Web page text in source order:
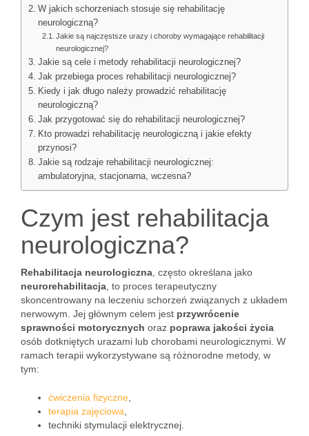
W jakich schorzeniach stosuje się rehabilitację
neurologiczną?
Jakie są najczęstsze urazy i choroby wymagające rehabilitacji
neurologicznej?
Jakie są cele i metody rehabilitacji neurologicznej?
Jak przebiega proces rehabilitacji neurologicznej?
Kiedy i jak długo należy prowadzić rehabilitację
neurologiczną?
Jak przygotować się do rehabilitacji neurologicznej?
Kto prowadzi rehabilitację neurologiczną i jakie efekty
przynosi?
Jakie są rodzaje rehabilitacji neurologicznej:
ambulatoryjna, stacjonarna, wczesna?
Czym jest rehabilitacja
neurologiczna?
Rehabilitacja neurologiczna , często określana jako
neurorehabilitacja , to proces terapeutyczny
skoncentrowany na leczeniu schorzeń związanych z układem
nerwowym. Jej głównym celem jest przywrócenie
sprawności motorycznych oraz poprawa jakości życia
osób dotkniętych urazami lub chorobami neurologicznymi. W
ramach terapii wykorzystywane są różnorodne metody, w
tym:
ćwiczenia fizyczne
terapia zajęciowa
techniki stymulacji elektrycznej.